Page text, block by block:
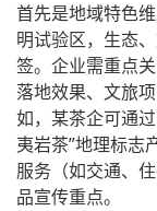
首先是地域特色
明试验区，生态
签。企业需重点
落地效果、文旅
如，某茶企可通
夷岩茶”地理标志
服务（如交通、
品宣传重点。